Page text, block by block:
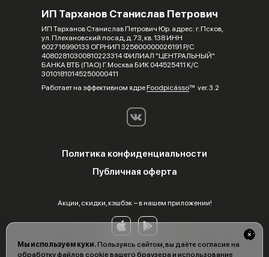
Мы используем куки.Пользуясь сайтом, вы даёте согласие на
обработку файлов cookie вашего браузера и использование
ИП Тарханов Станислав Петрович
ИП Тарханов Станислав Петрович Юр. адрес: г. Псков,
ул. Плехановский посад, д. 73, кв. 138 ИНН
602716990133 ОГРНИП 325600000026191 Р/С
40802810300810223314 ФИЛИАЛ "ЦЕНТРАЛЬНЫЙ"
БАНКА ВТБ (ПАО) Г.Москва БИК 044525411 К/С
30101810145250000411
Работает на эффективном ядреFoodpicássover. 3.2
Политика конфиденциальности
Публичная оферта
Акции, скидки, кэшбэк − в нашем приложении!